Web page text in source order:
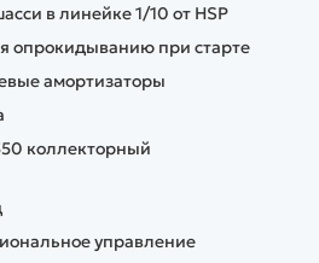
в линейке 1/10 от HSP
опрокидыванию при старте
амортизаторы
коллекторный
управление